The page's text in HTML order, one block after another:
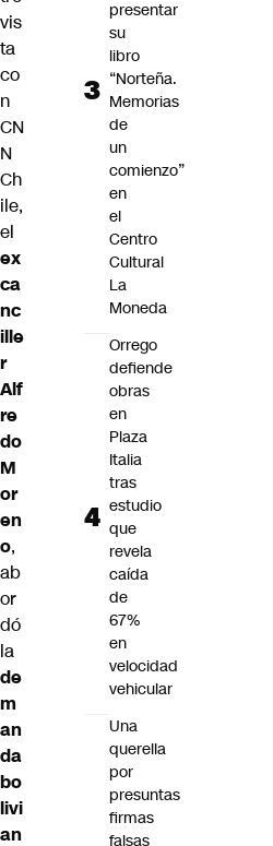
vis
ta
co
n
CN
N
Ch
ile,
el
ex
ca
nc
ille
r
Alf
re
do
M
or
en
o,
ab
or
dó
la
de
m
an
da
bo
livi
an
presentar
su
libro
“Norteña.
Memorias
de
un
comienzo”
en
el
Centro
Cultural
La
Moneda
Orrego
defiende
obras
en
Plaza
Italia
tras
estudio
que
revela
caída
de
67%
en
velocidad
vehicular
Una
querella
por
presuntas
firmas
falsas